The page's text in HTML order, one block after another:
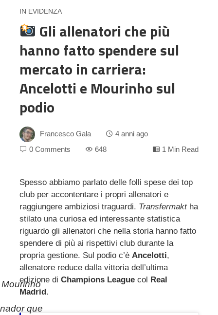
IN EVIDENZA
Gli allenatori che più
hanno fatto spendere sul
mercato in carriera:
Ancelotti e Mourinho sul
podio
Francesco Gala
4 anni ago
0 Comments
648 1 Min Read
Spesso abbiamo parlato delle folli spese dei top
club per accontentare i propri allenatori e
raggiungere ambiziosi traguardi. Transfermaktha
stilato una curiosa ed interessante statistica
riguardo gli allenatori che nella storia hanno fatto
spendere di più ai rispettivi club durante la
propria gestione. Sul podio c’è Ancelotti,
allenatore reduce dalla vittoria dell’ultima
edizione di Champions League col
Real
Madrid .
que